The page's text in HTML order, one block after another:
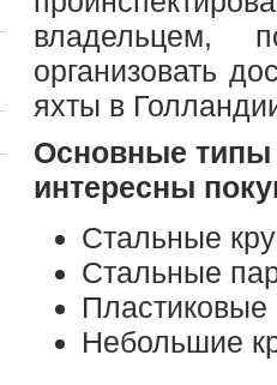
владельцем,
организовать
яхты в
Основные типы
интересны
Стальные
Стальные
Небольшие